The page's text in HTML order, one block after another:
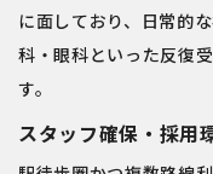
に面しており、日常的
科・眼科といった反復
す。
スタッフ確保・採用